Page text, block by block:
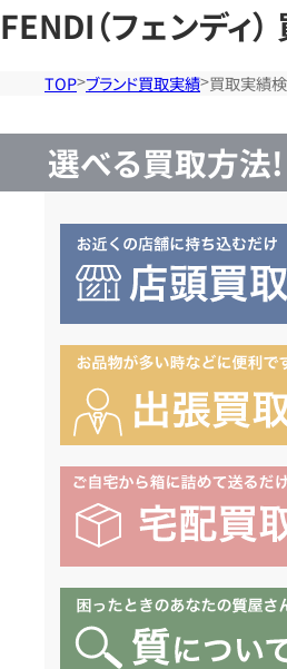
FENDI（フェンディ
TOP ブランド買取実績 買取実績
選べる買取方法!